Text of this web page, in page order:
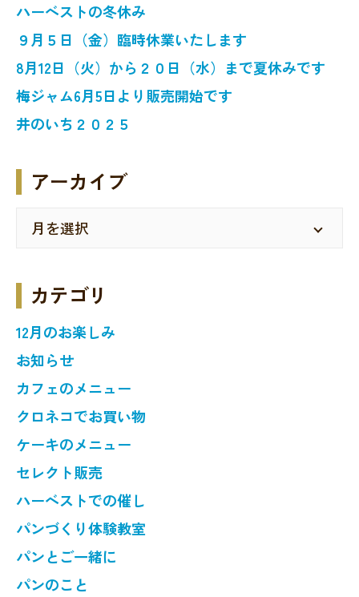
ハーベストの冬休み
９月５日（金）臨時休業いたします
8月12日（火）から２０日（水）まで夏休みです
梅ジャム6月5日より販売開始です
井のいち２０２５
アーカイブ
カテゴリ
12月のお楽しみ
お知らせ
カフェのメニュー
クロネコでお買い物
ケーキのメニュー
セレクト販売
ハーベストでの催し
パンづくり体験教室
パンとご一緒に
パンのこと